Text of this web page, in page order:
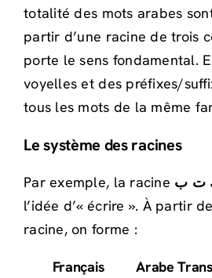
totalité des mots arabes
partir d’une racine de trois
porte le sens fondamental.
voyelles et des préfixes/
tous les mots de la même
Le système des racines
Par exemple, la racine ت ب
l’idée d’« écrire ». À partir
racine, on forme :
Français Arabe